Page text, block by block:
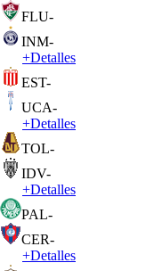
FLU-
INM-
+Detalles
EST-
UCA-
+Detalles
TOL-
IDV-
+Detalles
PAL-
CER-
+Detalles